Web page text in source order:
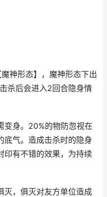
神形态】，魔神形态下出
杀后会进入2回合隐身情
变身。20%的物防忽视在
底气。造成击杀时的隐身
印有不错的效果，为持续
灭，俱灭对友方单位造成